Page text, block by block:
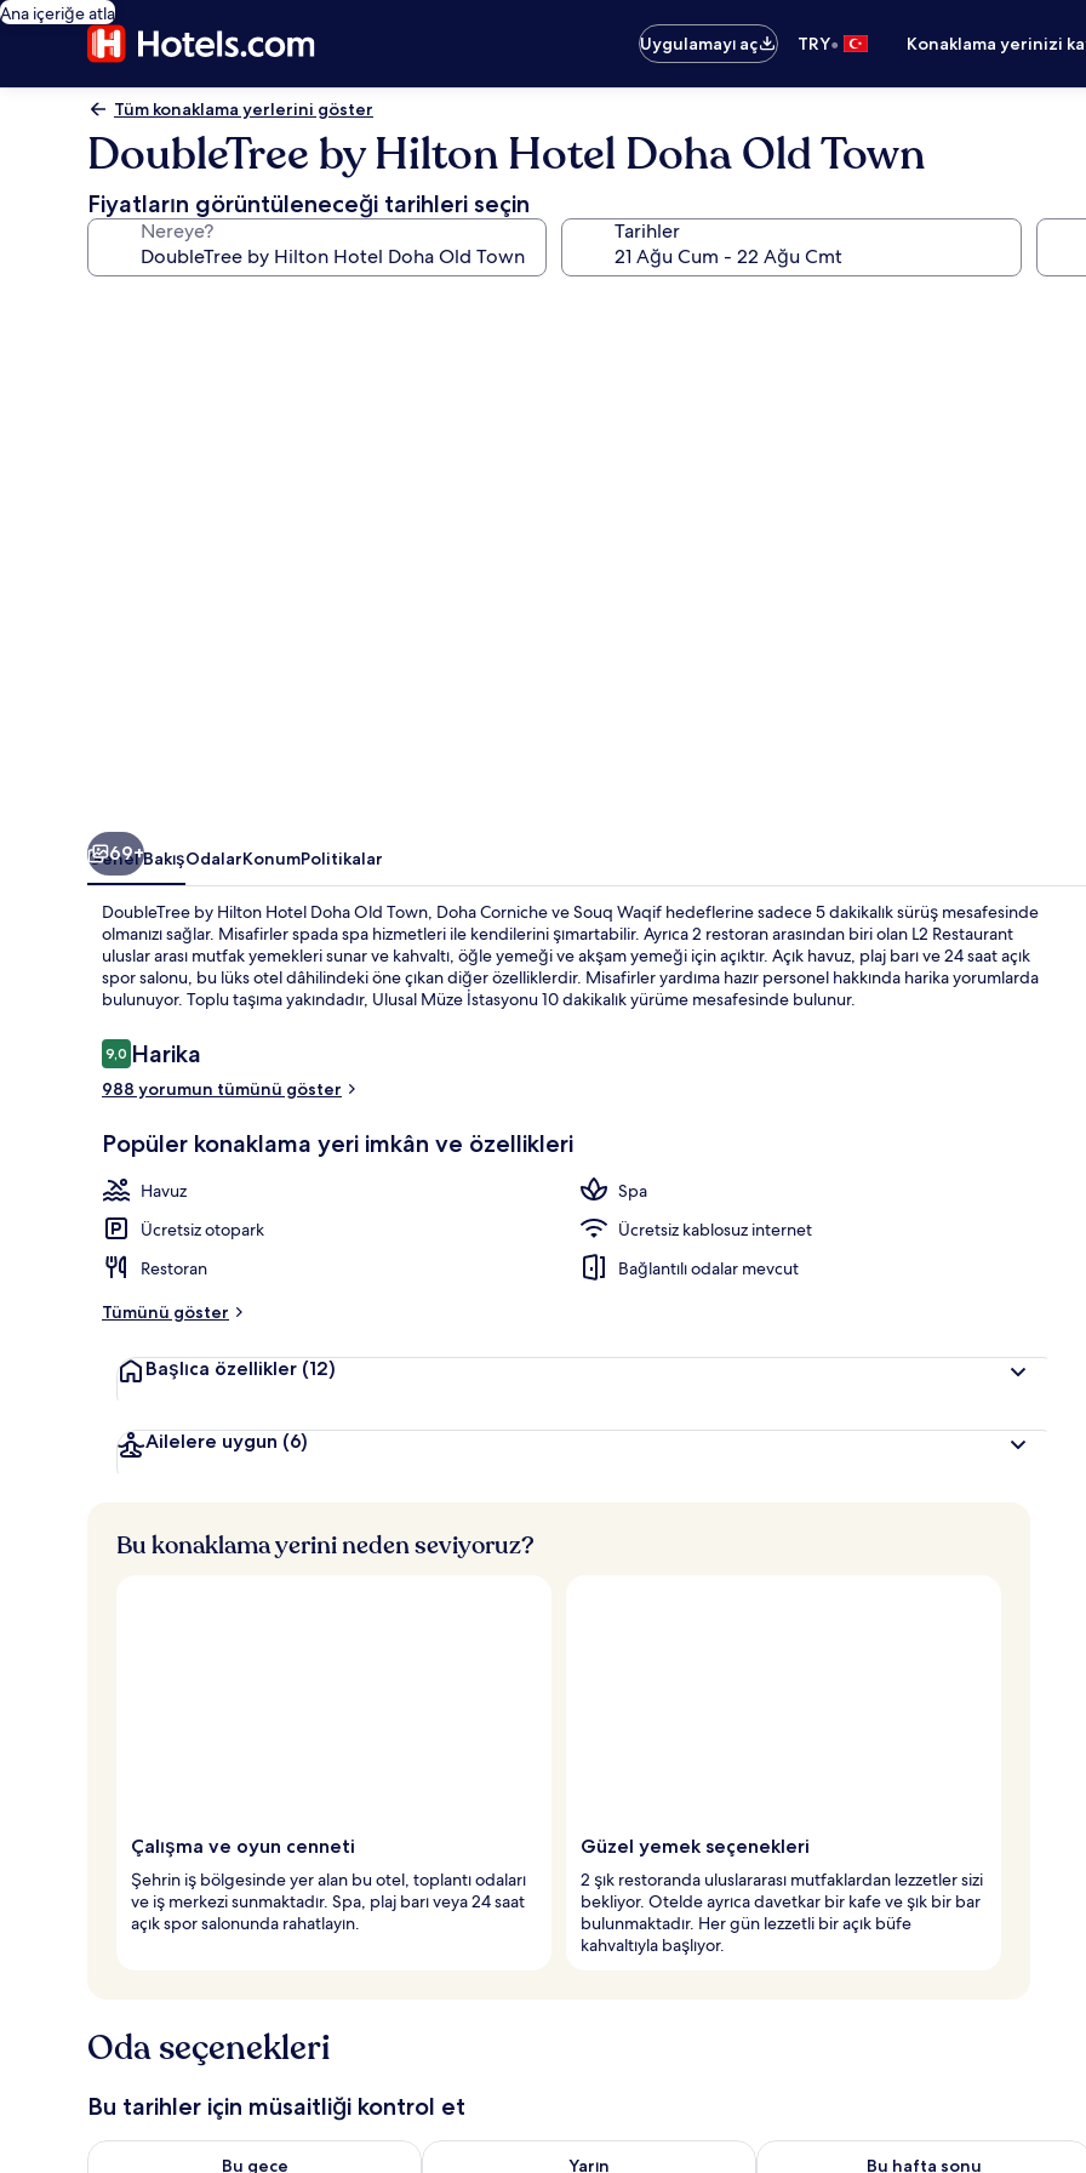
Ana içeriğe atla
Uygulamayı aç
TRY• Konaklama yerinizi
Tüm konaklama yerlerini göster
DoubleTree by Hilton Hotel Doha Old Town
Fiyatların görüntüleneceği tarihleri seçin
Nereye? Tarihler
Konaklama
69+
Genel BakışOdalarKonumPolitikalar
DoubleTree by Hilton Hotel Doha Old Town, Doha Corniche ve Souq Waqif hedeflerine sadece 5 dakikalık sürüş mesafesinde
olmanızı sağlar. Misafirler spada spa hizmetleri ile kendilerini şımartabilir. Ayrıca 2 restoran arasından biri olan L2 Restaurant
uluslar arası mutfak yemekleri sunar ve kahvaltı, öğle yemeği ve akşam yemeği için açıktır. Açık havuz, plaj barı ve 24 saat açık
spor salonu, bu lüks otel dâhilindeki öne çıkan diğer özelliklerdir. Misafirler yardıma hazır personel hakkında harika yorumlarda
bulunuyor. Toplu taşıma yakındadır, Ulusal Müze İstasyonu 10 dakikalık yürüme mesafesinde bulunur.
Yorumlar
9,09,0/10
Harika
988 yorumun tümünü göster
Popüler konaklama yeri imkân ve özellikleri
Havuz
Spa
Ücretsiz otopark
Ücretsiz kablosuz internet
Restoran
Bağlantılı odalar mevcut
Tümünü göster
Başlıca özellikler (12)
Ailelere uygun (6)
Bu konaklama yerini neden seviyoruz?
Çalışma ve oyun cenneti
Şehrin iş bölgesinde yer alan bu otel, toplantı odaları
ve iş merkezi sunmaktadır. Spa, plaj barı veya 24 saat
açık spor salonunda rahatlayın.
Güzel yemek seçenekleri
2 şık restoranda uluslararası mutfaklardan lezzetler sizi
bekliyor. Otelde ayrıca davetkar bir kafe ve şık bir bar
bulunmaktadır. Her gün lezzetli bir açık büfe
kahvaltıyla başlıyor.
Oda seçenekleri
Bu tarihler için müsaitliği kontrol et
Bu gece
Bu gece için müsaitliği kontrol et Ağu 6 - Ağu 7
Yarın
Yarın için müsaitliği kontrol et Ağu 7 - Ağu 8
Bu hafta sonu
Bu hafta sonu için müsaitliği kontrol